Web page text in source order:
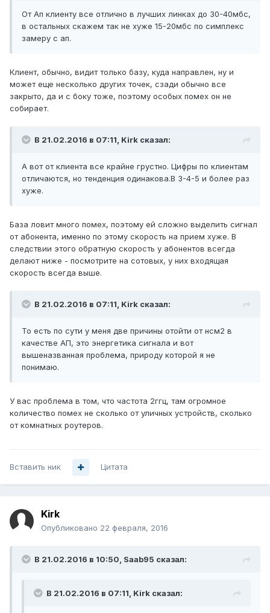
От Ап клиенту все отлично в лучших линках до 30-40мбс,
в остальных скажем так не хуже 15-20мбс по симплекс
замеру с ап.
Клиент, обычно, видит только базу, куда направлен, ну и
может еще несколько других точек, сзади обычно все
закрыто, да и с боку тоже, поэтому особых помех он не
собирает.
В 21.02.2016 в 07:11, Kirk сказал:
А вот от клиента все крайне грустно. Цифры по клиентам
отличаются, но тенденция одинакова.В 3-4-5 и более раз
хуже.
База ловит много помех, поэтому ей сложно выделить сигнал
от абонента, именно по этому скорость на прием хуже. В
следствии этого обратную скорость у абонентов всегда
делают ниже - посмотрите на сотовых, у них входящая
скорость всегда выше.
В 21.02.2016 в 07:11, Kirk сказал:
То есть по сути у меня две причины отойти от нсм2 в
качестве АП, это энергетика сигнала и вот
вышеназванная проблема, природу которой я не
понимаю.
У вас проблема в том, что частота 2ггц, там огромное
количество помех не сколько от уличных устройств, сколько
от комнатных роутеров.
Вставить ник Цитата
Kirk
Опубликовано 22 февраля, 2016
В 21.02.2016 в 10:50, Saab95 сказал:
В 21.02.2016 в 07:11, Kirk сказал: